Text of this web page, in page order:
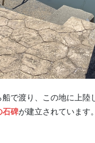
で渡り、この地に上陸
石碑が建立されています。